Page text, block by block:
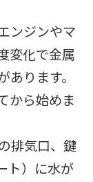
ンジンやマ
変化で金属
ります。
から始めま
排気口、鍵
ト）に水が